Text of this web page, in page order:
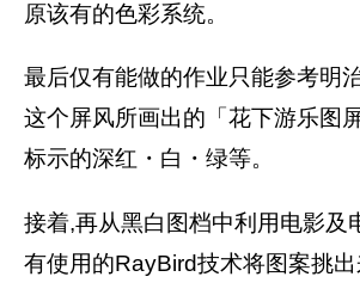
原该有的色彩系统。
最后仅有能做的作业只能参考明
这个屏风所画出的「花下游乐图
标示的深红・白・绿等。
接着,再从黑白图档中利用电影及
有使用的RayBird技术将图案挑